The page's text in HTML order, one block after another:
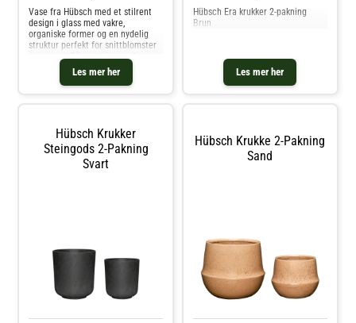
Les mer her
Vase fra Hübsch med et stilrent
design i glass med vakre,
organiske former og en nydelig
struktur perfekt for snittblomster
og grener. På en stilig og elegant
måte tilfører vasen liv til
interiøret ved å fremheve
blomster og planter. Om vasen fra
grunn av det håndlagde designet.
Kjøp Vaser og andre Dekorasjon
hos Royal Design.
Les mer her
Hübsch Era krukker 2-pakning
Brun
Hübsch Krukker
Steingods 2-Pakning
Svart
Hübsch Krukke 2-Pakning
Sand